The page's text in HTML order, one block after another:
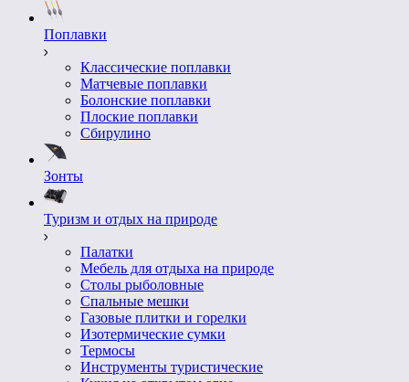
Поплавки
Классические поплавки
Матчевые поплавки
Болонские поплавки
Плоские поплавки
Сбирулино
Зонты
Туризм и отдых на природе
Палатки
Мебель для отдыха на природе
Столы рыболовные
Спальные мешки
Газовые плитки и горелки
Изотермические сумки
Термосы
Инструменты туристические